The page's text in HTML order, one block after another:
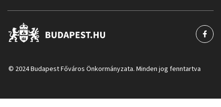
© 2024 Budapest Főváros Önkormányzata. Minden jog fenntartva